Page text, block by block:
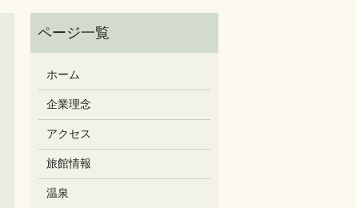
ホーム
企業理念
アクセス
旅館情報
温泉